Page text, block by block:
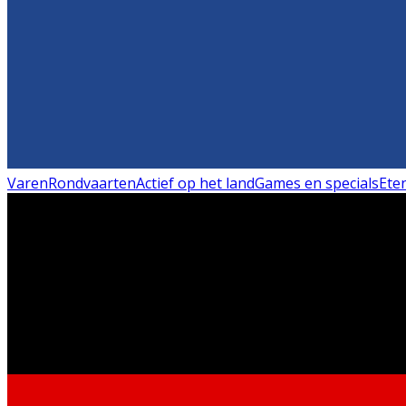
VarenRondvaartenActief op het landGames en specials